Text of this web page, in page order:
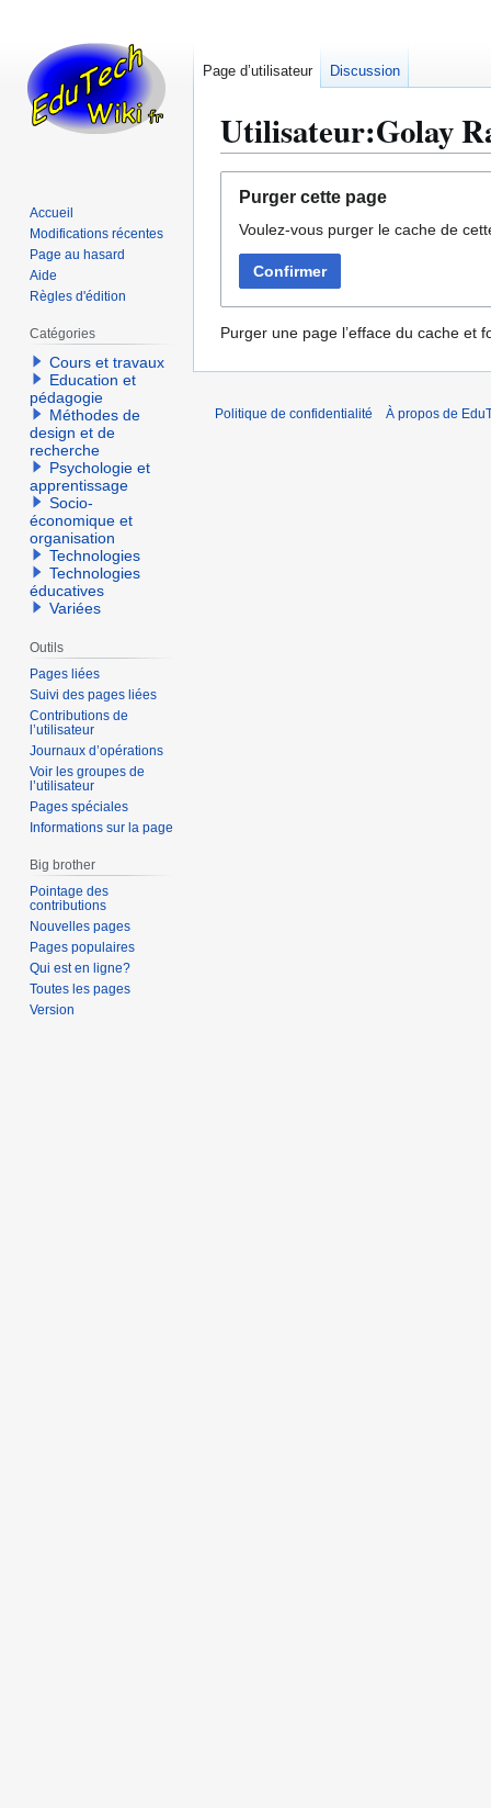
Utilisateur:Golay
navigation
recherche
Purger cette page
Voulez-vous purger le cache de
Confirmer
Purger une page l’efface du cache et
Page d’utilisateur Discussion
Accueil
Modifications récentes
Page au hasard
Aide
Règles d'édition
Catégories
Cours et travaux
Education et
pédagogie
Méthodes de
design et de
recherche
Psychologie et
apprentissage
Socio-
économique et
organisation
Technologies
Technologies
éducatives
Variées
Outils
Pages liées
Suivi des pages liées
Contributions de
l’utilisateur
Journaux d’opérations
Voir les groupes de
l’utilisateur
Pages spéciales
Informations sur la page
Big brother
Pointage des
contributions
Nouvelles pages
Pages populaires
Qui est en ligne?
Toutes les pages
Version
Politique de confidentialité À propos de